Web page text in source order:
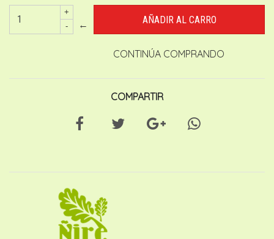
+
-
←
CONTINÚA COMPRANDO
COMPARTIR